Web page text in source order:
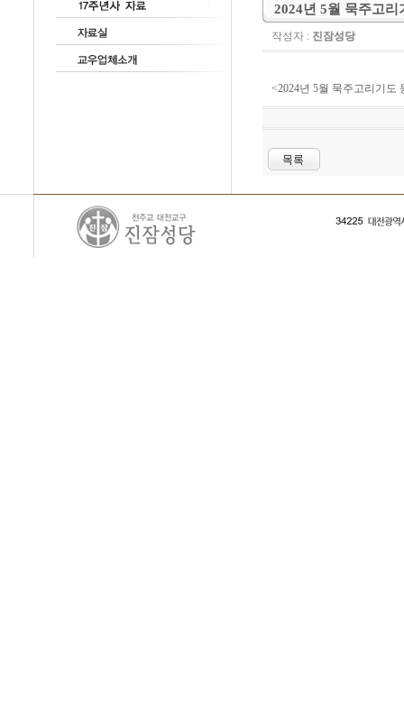
2024년 5월 묵주고리
작성자 : 진잠성당
<2024년 5월 묵주고리기도